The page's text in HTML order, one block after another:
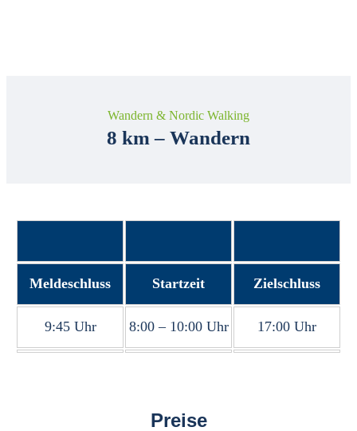
Wandern & Nordic Walking
8 km – Wandern
Meldeschluss Startzeit Zielschluss
9:45 Uhr 8:00 – 10:00 Uhr 17:00 Uhr
Preise